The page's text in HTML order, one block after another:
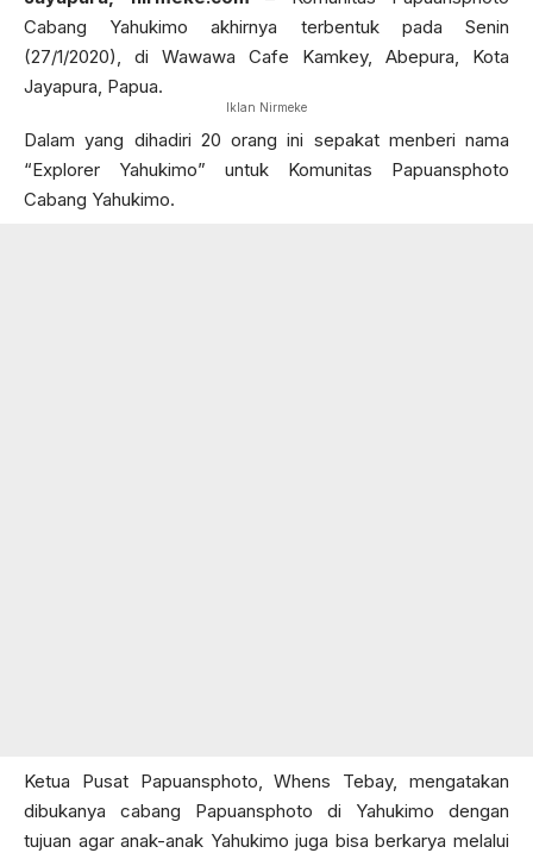
Cabang Yahukimo akhirnya terbentuk pada Senin
(27/1/2020), di Wawawa Cafe Kamkey, Abepura, Kota
Jayapura, Papua.
Iklan Nirmeke
Dalam yang dihadiri 20 orang ini sepakat menberi nama
“Explorer Yahukimo” untuk Komunitas Papuansphoto
Cabang Yahukimo.
Ketua Pusat Papuansphoto, Whens Tebay, mengatakan
dibukanya cabang Papuansphoto di Yahukimo dengan
tujuan agar anak-anak Yahukimo juga bisa berkarya melalui